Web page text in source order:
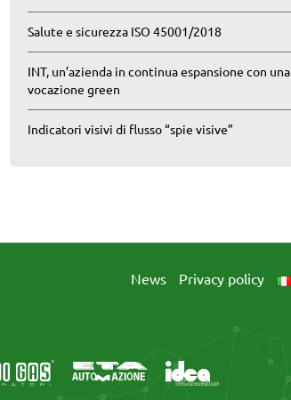
Salute e sicurezza ISO 45001/2018
INT, un’azienda in continua espansione con una
vocazione green
Indicatori visivi di flusso “spie visive”
News Privacy policy